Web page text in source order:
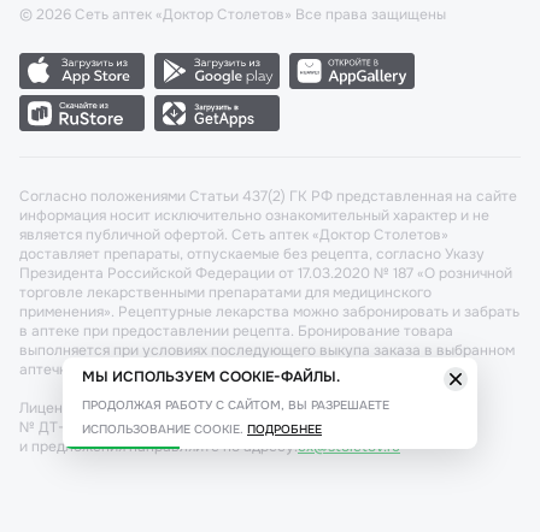
© 2026 Сеть аптек «Доктор Столетов» Все права защищены
Согласно положениями Статьи 437(2) ГК РФ представленная на сайте
информация носит исключительно ознакомительный характер и не
является публичной офертой. Сеть аптек «Доктор Столетов»
доставляет препараты, отпускаемые без рецепта, согласно Указу
Президента Российской Федерации от 17.03.2020 № 187 «О розничной
торговле лекарственными препаратами для медицинского
применения». Рецептурные лекарства можно забронировать и забрать
в аптеке при предоставлении рецепта. Бронирование товара
выполняется при условиях последующего выкупа заказа в выбранном
аптечном пункте.
Лицензия №: ЛО-77-02-011340 от 22 декабря 2020г. Разрешение
№ ДТ-77-000421 от 25.10.2021 г. Вопросы по заказам, претензии
и предложения направляйте по адресу:cx@stoletov.ru
МЫ ИСПОЛЬЗУЕМ COOKIE-ФАЙЛЫ.
ПРОДОЛЖАЯ РАБОТУ С САЙТОМ, ВЫ РАЗРЕШАЕТЕ
ИСПОЛЬЗОВАНИЕ COOKIE. ПОДРОБНЕЕ